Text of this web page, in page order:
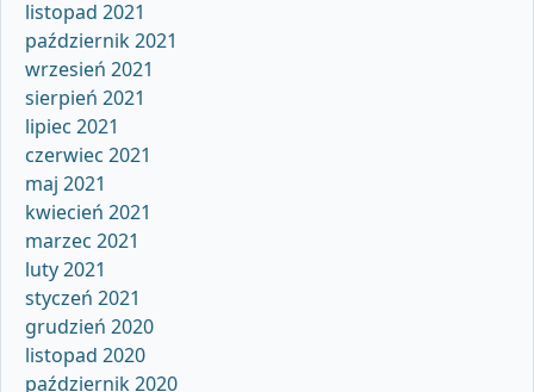
listopad 2021
październik 2021
wrzesień 2021
sierpień 2021
lipiec 2021
czerwiec 2021
maj 2021
kwiecień 2021
marzec 2021
luty 2021
styczeń 2021
grudzień 2020
listopad 2020
październik 2020